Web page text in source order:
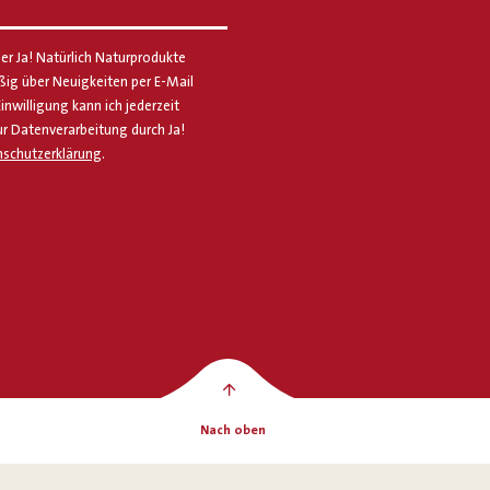
Ja! Natürlich Naturprodukte
über Neuigkeiten per E-Mail
kann ich jederzeit
Datenverarbeitung durch Ja!
.
Nach oben